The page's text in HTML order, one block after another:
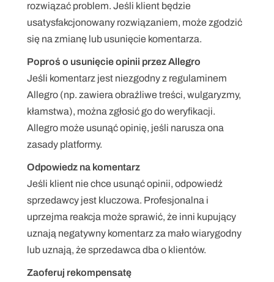
rozwiązać problem. Jeśli klient będzie
usatysfakcjonowany rozwiązaniem, może zgodzić
się na zmianę lub usunięcie komentarza.
Poproś o usunięcie opinii przez Allegro
Jeśli komentarz jest niezgodny z regulaminem
Allegro (np. zawiera obraźliwe treści, wulgaryzmy,
kłamstwa), można zgłosić go do weryfikacji.
Allegro może usunąć opinię, jeśli narusza ona
zasady platformy.
Odpowiedz na komentarz
Jeśli klient nie chce usunąć opinii, odpowiedź
sprzedawcy jest kluczowa. Profesjonalna i
uprzejma reakcja może sprawić, że inni kupujący
uznają negatywny komentarz za mało wiarygodny
lub uznają, że sprzedawca dba o klientów.
Zaoferuj rekompensatę